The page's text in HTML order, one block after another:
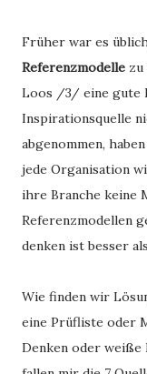
Früher war es
Referenzmodelle zu
Loos /3/ eine gute
Inspirationsquelle
abgenommen,
jede Organisation
ihre Branche keine
Referenzmodellen
denken ist besser
Wie finden wir
eine Prüfliste oder
Denken oder weiße